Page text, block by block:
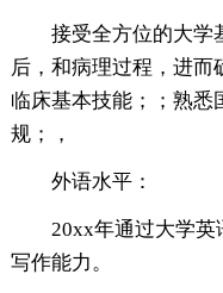
接受全方位的大学
后，和病理过程，进而
临床基本技能；；熟悉
规；，
外语水平：
20xx年通过大学英
写作能力。